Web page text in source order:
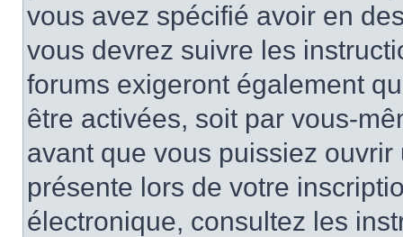
vous avez spécifié avoir en
vous devrez suivre les
forums exigeront également
être activées, soit par vous-
avant que vous puissiez
présente lors de votre
électronique, consultez les